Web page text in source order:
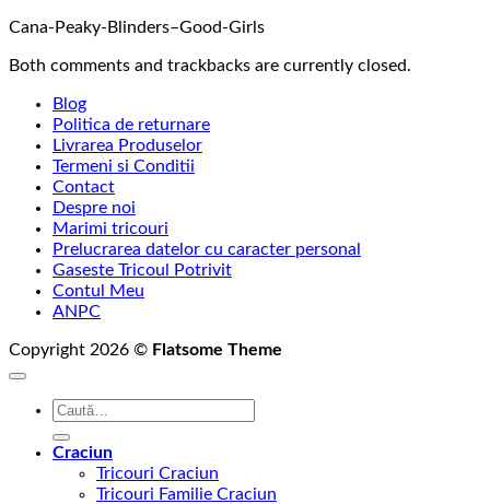
Cana-Peaky-Blinders–Good-Girls
Both comments and trackbacks are currently closed.
Blog
Politica de returnare
Livrarea Produselor
Termeni si Conditii
Contact
Despre noi
Marimi tricouri
Prelucrarea datelor cu caracter personal
Gaseste Tricoul Potrivit
Contul Meu
ANPC
Copyright 2026 © Flatsome Theme
Caută
Craciun
Tricouri Craciun
Tricouri Familie Craciun